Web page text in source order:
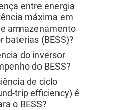
entre energia
máxima em
armazenamento
baterias (BESS)?
do inversor
do BESS?
de ciclo
trip efficiency) é
o BESS?